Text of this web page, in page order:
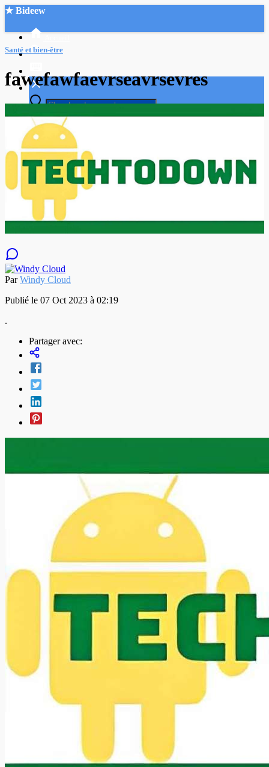
★ Bideew
Recherche Avancée
Mon compte
Connexion
Créer un compte
Mode nuit
Santé et bien-être
fawefawfaevrseavrsevres
ParWindy Cloud
Publié le 07 Oct 2023 à 02:19
.
Partager avec: